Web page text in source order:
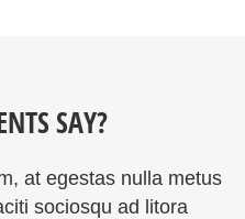
SAY?
at egestas nulla metus
sociosqu ad litora